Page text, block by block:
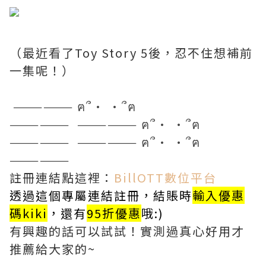
（最近看了Toy Story 5後，忍不住想補前
一集呢！）
—————— ฅ՞• •՞ฅ
—————— —————— ฅ՞• •՞ฅ
—————— —————— ฅ՞• •՞ฅ
——————
註冊連結點這裡： BillOTT數位平台
透過這個專屬連結註冊，結賬時輸入優惠
碼kiki ，還有95折優惠哦:)
有興趣的話可以試試！實測過真心好用才
推薦給大家的~